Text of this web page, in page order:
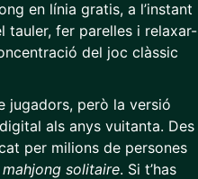
en línia gratis, a l’instant
tauler, fer parelles i relaxar-
del joc clàssic
jugadors, però la versió
als anys vuitanta. Des
per milions de persones
mahjong solitaire. Si t’has